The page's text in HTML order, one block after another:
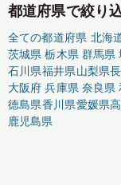
都道府県で絞り
全ての都道府県 北海
茨城県 栃木県 群馬県
石川県福井県山梨県
大阪府 兵庫県 奈良県
徳島県香川県愛媛県
鹿児島県